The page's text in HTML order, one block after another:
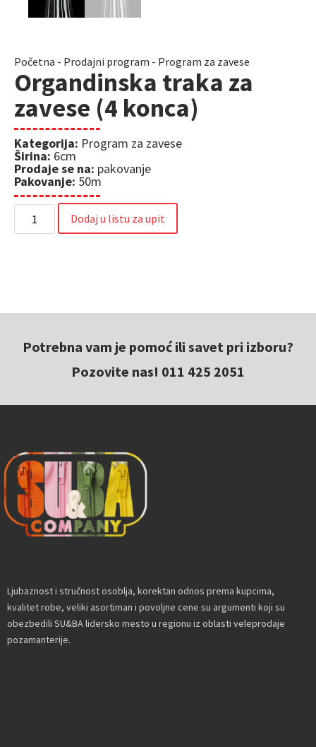
Početna - Prodajni program - Program za zavese
Organdinska traka za
zavese (4 konca)
Kategorija: Program za zavese
Širina: 6cm
Prodaje se na: pakovanje
Pakovanje: 50m
Dodaj u listu za upit
Potrebna vam je pomoć ili savet pri izboru?
Pozovite nas! 011 425 2051
Ljubaznost i stručnost osoblja, korektan odnos prema kupcima,
kvalitet robe, veliki asortiman i povoljne cene su argumenti koji su
obezbedili SU&BA lidersko mesto u regionu iz oblasti veleprodaje
pozamanterije.